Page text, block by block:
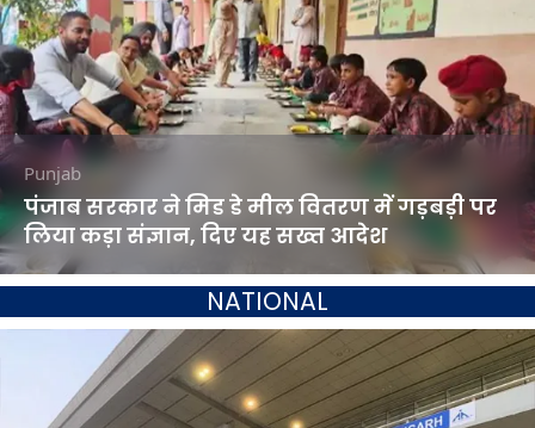
Punjab
पंजाब सरकार ने मिड डे मील वितरण में गड़बड़ी पर
लिया कड़ा संज्ञान, दिए यह सख्त आदेश
NATIONAL